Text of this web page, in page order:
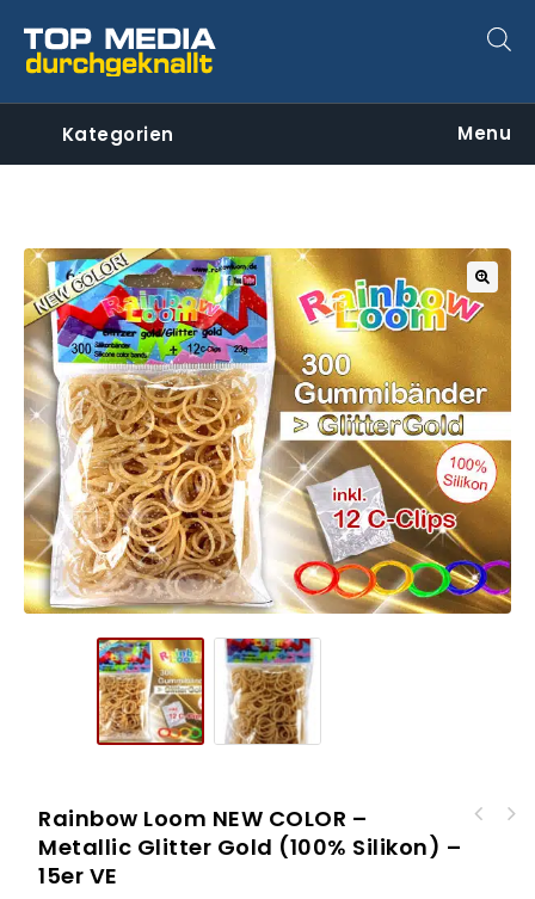
Kategorien Menu
🔍
Rainbow Loom NEW COLOR –
Metallic Glitter Gold (100% Silikon) –
15er VE